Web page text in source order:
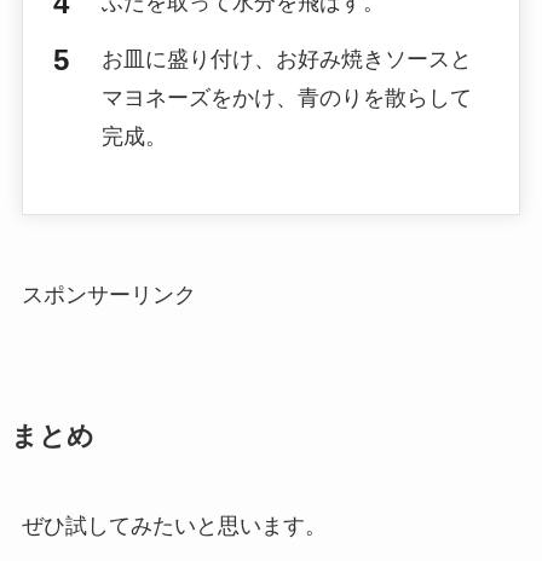
お皿に盛り付け、お好み焼きソースと
マヨネーズをかけ、青のりを散らして
完成。
スポンサーリンク
まとめ
ぜひ試してみたいと思います。